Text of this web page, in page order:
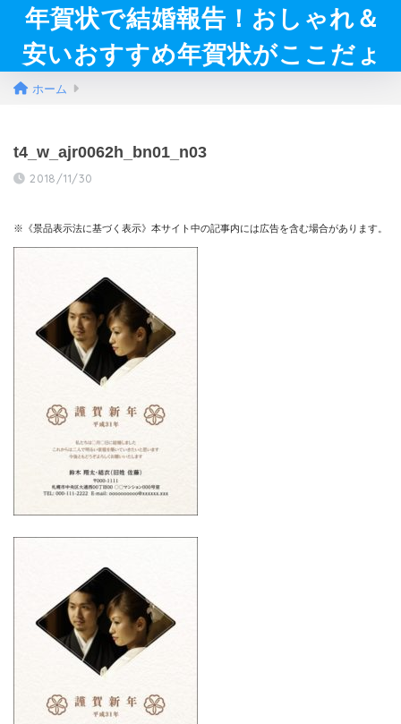
年賀状で結婚報告！おしゃれ＆
安いおすすめ年賀状がここだょ
ホーム
t4_w_ajr0062h_bn01_n03
2018/11/30
※《景品表示法に基づく表示》本サイト中の記事内には広告を含む場合があります。